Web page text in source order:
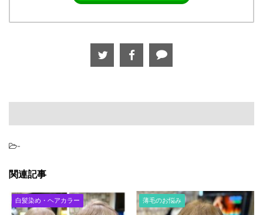
-
関連記事
白髪染め・ヘアカラー 薄毛のお悩み